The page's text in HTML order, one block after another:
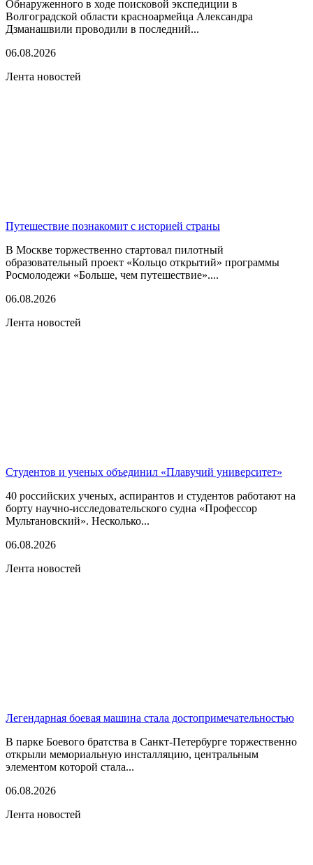
Обнаруженного в ходе поисковой экспедиции в
Волгоградской области красноармейца Александра
Дзманашвили проводили в последний...
06.08.2026
Лента новостей
Путешествие познакомит с историей страны
В Москве торжественно стартовал пилотный
образовательный проект «Кольцо открытий» программы
Росмолодежи «Больше, чем путешествие»....
06.08.2026
Лента новостей
Студентов и ученых объединил «Плавучий университет»
40 российских ученых, аспирантов и студентов работают на
борту научно-исследовательского судна «Профессор
Мультановский». Несколько...
06.08.2026
Лента новостей
Легендарная боевая машина стала достопримечательностью
В парке Боевого братства в Санкт-Петербурге торжественно
открыли мемориальную инсталляцию, центральным
элементом которой стала...
06.08.2026
Лента новостей